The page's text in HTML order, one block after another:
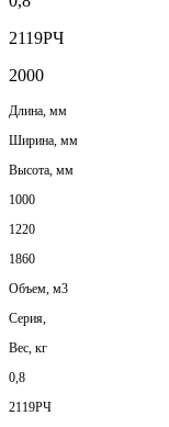
2119РЧ
2000
Длина, мм
Ширина, мм
Высота, мм
1000
1220
1860
Объем, м3
Серия,
Вес, кг
0,8
2119РЧ